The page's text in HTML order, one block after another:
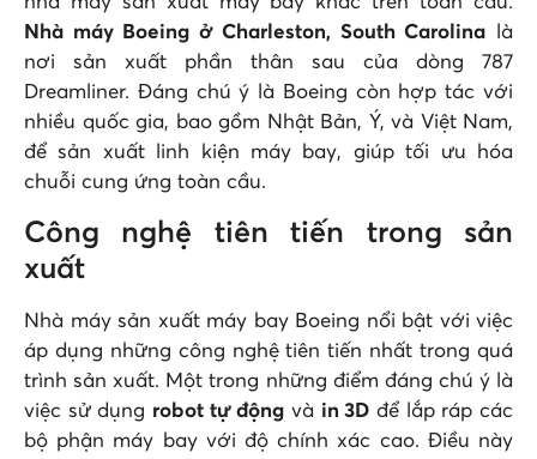
Nhà máy Boeing ở Charleston, South Carolina là
nơi sản xuất phần thân sau của dòng 787
Dreamliner. Đáng chú ý là Boeing còn hợp tác với
nhiều quốc gia, bao gồm Nhật Bản, Ý, và Việt Nam,
để sản xuất linh kiện máy bay, giúp tối ưu hóa
chuỗi cung ứng toàn cầu.
Công nghệ tiên tiến trong sản
xuất
Nhà máy sản xuất máy bay Boeing nổi bật với việc
áp dụng những công nghệ tiên tiến nhất trong quá
trình sản xuất. Một trong những điểm đáng chú ý là
việc sử dụng robot tự động và in 3D để lắp ráp các
bộ phận máy bay với độ chính xác cao. Điều này